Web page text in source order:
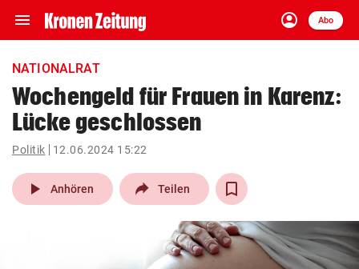
menu Navigation
ein-/ausklappen
account_circle
Anmelden
Abo
close Schließen
account_circle Anmelden
pin_drop
Wien arrow_right
NATIONALRAT
Wochengeld für Frauen in Karenz:
Lücke geschlossen
Politik 12.06.2024 15:22
play_arrow Anhören Teilen